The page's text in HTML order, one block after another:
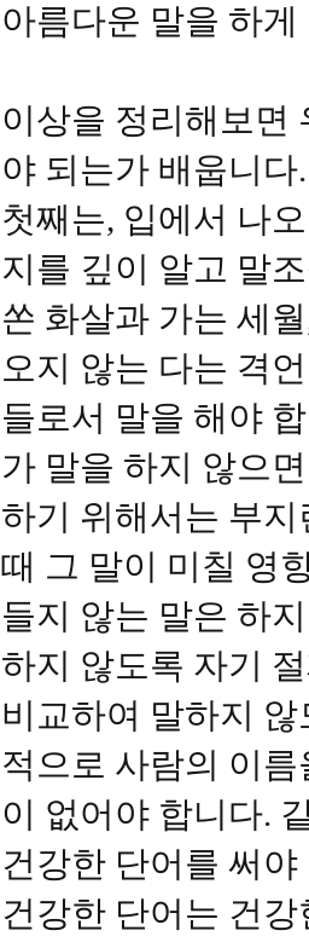
아름다운 말을 하게
이상을 정리해보면
야 되는가 배웁니다.
첫째는, 입에서 나
지를 깊이 알고 말
쏜 화살과 가는 세
오지 않는 다는 격
들로서 말을 해야
가 말을 하지 않으
하기 위해서는 부
때 그 말이 미칠 영
들지 않는 말은 하
하지 않도록 자기
비교하여 말하지
적으로 사람의 이
이 없어야 합니다.
건강한 단어를 써
건강한 단어는 건